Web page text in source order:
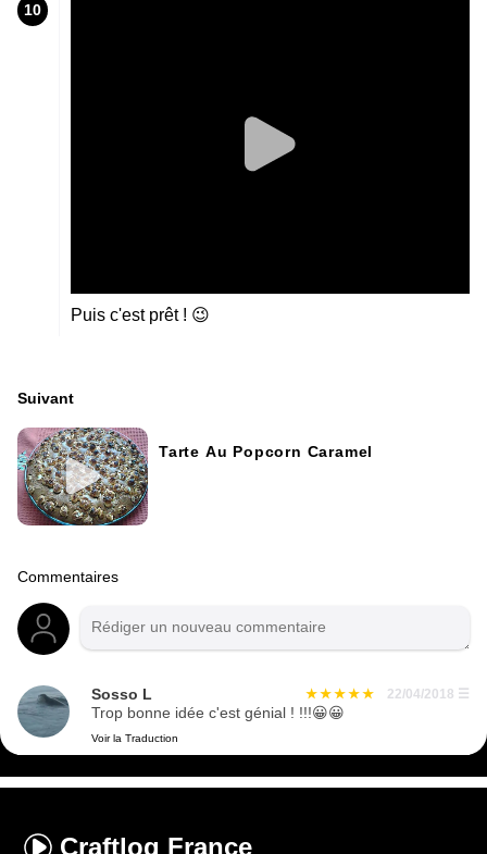
10
Puis c'est prêt ! 😉
Suivant
Tarte Au Popcorn Caramel
Commentaires
Sosso L 22/04/2018 ☰
Trop bonne idée c'est génial ! !!!😀😀
Voir la Traduction
Craftlog France